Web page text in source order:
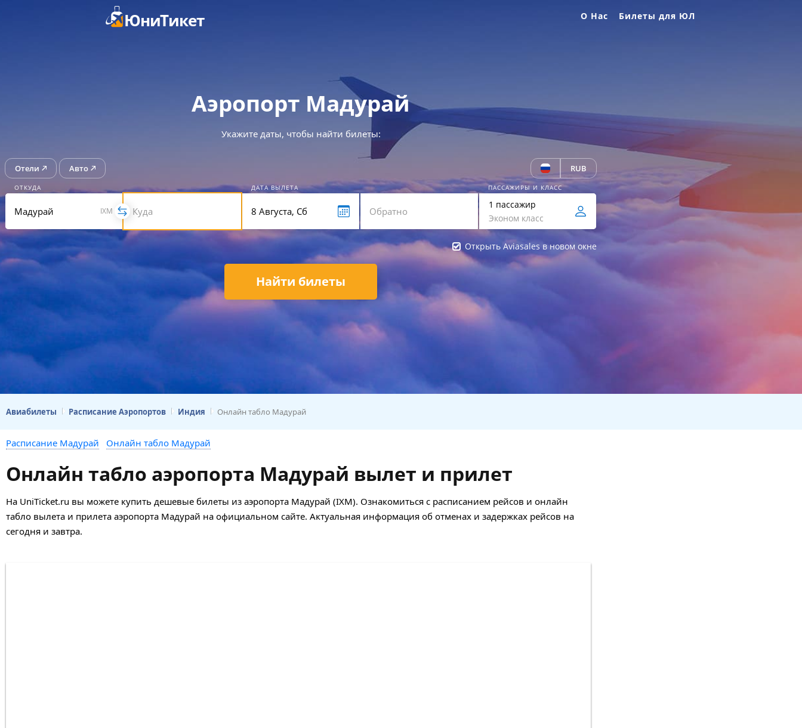
ЮниТикет О Нас Билеты для ЮЛ
Аэропорт Мадурай
Укажите даты, чтобы найти билеты:
Отели Авто RUB
ОТКУДА
IXM
ДАТА ВЫЛЕТА ПАССАЖИРЫ И КЛАСС
1 пассажир
Эконом класс
Открыть Aviasales в новом окне
Найти билеты
Авиабилеты Расписание Аэропортов Индия Онлайн табло Мадурай
Расписание Мадурай Онлайн табло Мадурай
Онлайн табло аэропорта Мадурай вылет и прилет
На UniTicket.ru вы можете купить дешевые билеты из аэропорта Мадурай (IXM). Ознакомиться с расписанием рейсов и онлайн
табло вылета и прилета аэропорта Мадурай на официальном сайте. Актуальная информация об отменах и задержках рейсов на
сегодня и завтра.